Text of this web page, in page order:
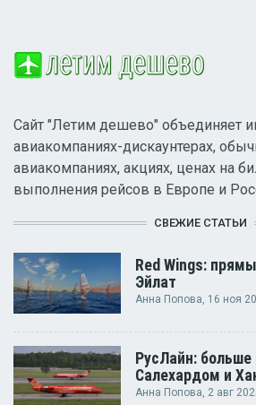
Сайт "Летим дешево" объединяет
авиакомпаниях-дискаунтерах,
авиакомпаниях, акциях, ценах на
выполнения рейсов в Европе и
СВЕЖИЕ СТАТЬИ
Red Wings:
Эйлат
Анна Попова, 16 ноя
РусЛайн:
Салехардом и
Анна Попова , 2 авг